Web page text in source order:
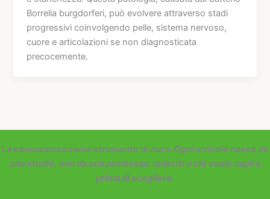
Borrelia burgdorferi, può evolvere attraverso stadi
progressivi coinvolgendo pelle, sistema nervoso,
cuore e articolazioni se non diagnosticata
precocemente.
La conoscenza come strumento di cura. Ogni articolo nasce da
uno studio, non da una promessa: unisciti a chi vuole capire
prima di scegliere.